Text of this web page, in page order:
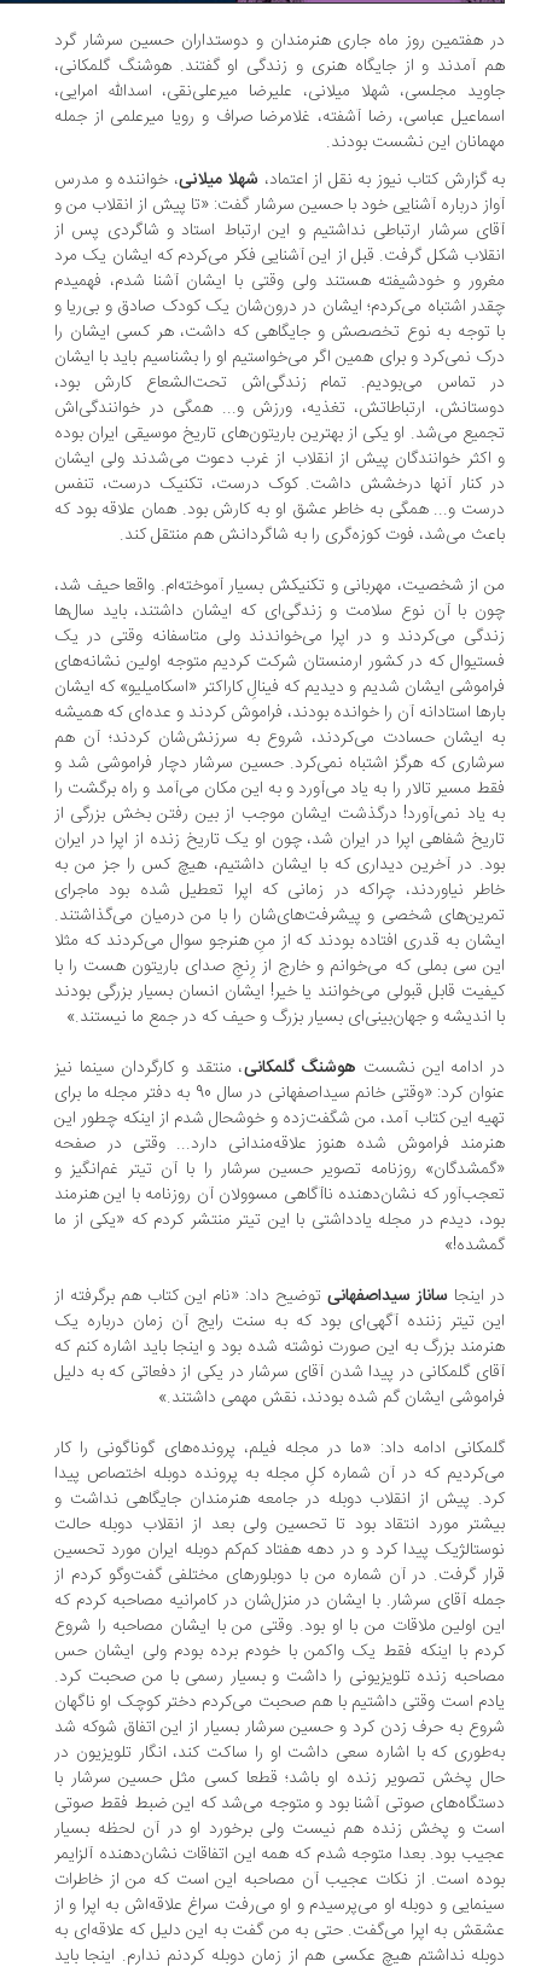
هفتمین روز ماه جاری هنرمندان و دوستداران حسین سرشار گرد
آمدند و از جایگاه هنری و زندگی او گفتند. هوشنگ گلمکانی،
مجلسی، شهلا میلانی، علیرضا میرعلی‌نقی، اسدالله امرایی،
عباسی، رضا آشفته، غلامرضا صراف و رویا میرعلمی از جمله
این نشست بودند.
گزارش کتاب نیوز به نقل از اعتماد،شهلا میلانی ، خواننده و مدرس
درباره آشنایی خود با حسین سرشار گفت: «تا پیش از انقلاب من و
سرشار ارتباطی نداشتیم و این ارتباط استاد و شاگردی پس از
شکل گرفت. قبل از این آشنایی فکر می‌کردم که ایشان یک مرد
و خودشیفته هستند ولی وقتی با ایشان آشنا شدم، فهمیدم
اشتباه می‌کردم؛ ایشان در درون‌شان یک کودک صادق و بی‌ریا و
توجه به نوع تخصصش و جایگاهی که داشت، هر کسی ایشان را
نمی‌کرد و برای همین اگر می‌خواستیم او را بشناسیم باید با ایشان
تماس می‌بودیم. تمام زندگی‌اش تحت‌الشعاع کارش بود،
ارتباطاتش، تغذیه، ورزش و... همگی در خوانندگی‌اش
می‌شد. او یکی از بهترین باریتون‌های تاریخ موسیقی ایران بوده
خوانندگان پیش از انقلاب از غرب دعوت می‌شدند ولی ایشان
کنار آنها درخشش داشت. کوک درست، تکنیک درست، تنفس
و... همگی به خاطر عشق او به کارش بود. همان علاقه بود که
می‌شد، فوت کوزه‌گری را به شاگردانش هم منتقل کند.
از شخصیت، مهربانی و تکنیکش بسیار آموخته‌ام. واقعا حیف شد،
با آن نوع سلامت و زندگی‌ای که ایشان داشتند، باید سال‌ها
می‌کردند و در اپرا می‌خواندند ولی متاسفانه وقتی در یک
که در کشور ارمنستان شرکت کردیم متوجه اولین نشانه‌های
ایشان شدیم و دیدیم که فینالِ کاراکتر «اسکامیلیو» که ایشان
استادانه آن را خوانده بودند، فراموش کردند و عده‌ای که همیشه
ایشان حسادت می‌کردند، شروع به سرزنش‌شان کردند؛ آن هم
که هرگز اشتباه نمی‌کرد. حسین سرشار دچار فراموشی شد و
مسیر تالار را به یاد می‌آورد و به این مکان می‌آمد و راه برگشت را
یاد نمی‌آورد! درگذشت ایشان موجب از بین رفتن بخش بزرگی از
شفاهی اپرا در ایران شد، چون او یک تاریخ زنده از اپرا در ایران
در آخرین دیداری که با ایشان داشتیم، هیچ کس را جز من به
نیاوردند، چراکه در زمانی که اپرا تعطیل شده بود ماجرای
شخصی و پیشرفت‌های‌شان را با من درمیان می‌گذاشتند.
به قدری افتاده بودند که از منِ هنرجو سوال می‌کردند که مثلا
سی بملی که می‌خوانم و خارج از رِنجِ صدای باریتون هست را با
قابل قبولی می‌خوانند یا خیر! ایشان انسان بسیار بزرگی بودند
اندیشه‌ و جهان‌بینی‌ای بسیار بزرگ و حیف که در جمع ما نیستند.»
ادامه این نشستهوشنگ گلمکانی، منتقد و کارگردان سینما نیز
عنوان کرد: «وقتی خانم سیداصفهانی در سال 90 به دفتر مجله ما برای
این کتاب آمد، من شگفت‌زده و خوشحال شدم از اینکه چطور این
فراموش شده هنوز علاقه‌مندانی دارد... وقتی در صفحه
روزنامه تصویر حسین سرشار را با آن تیتر غم‌انگیز و
که نشان‌دهنده ناآگاهی مسوولان آن روزنامه با این هنرمند
دیدم در مجله یادداشتی با این تیتر منتشر کردم که «یکی از ما
اینجاساناز سیداصفهانیتوضیح داد: «نام این کتاب هم برگرفته از
تیتر زننده آگهی‌ای بود که به سنت رایج آن ‌زمان درباره یک
بزرگ به این صورت نوشته شده بود و اینجا باید اشاره کنم که
گلمکانی در پیدا شدن آقای سرشار در یکی از دفعاتی که به دلیل
ایشان گم شده بودند، نقش مهمی داشتند.»
ادامه داد: «ما در مجله فیلم، پرونده‌های گوناگونی را کار
که در آن شماره کلِ مجله به پرونده دوبله اختصاص پیدا
پیش از انقلاب دوبله در جامعه هنرمندان جایگاهی نداشت و
مورد انتقاد بود تا تحسین ولی بعد از انقلاب دوبله حالت
پیدا کرد و در دهه هفتاد کم‌کم دوبله ایران مورد تحسین
گرفت. در آن شماره من با دوبلورهای مختلفی گفت‌وگو کردم از
آقای سرشار. با ایشان در منزل‌شان در کامرانیه مصاحبه کردم که
اولین ملاقات من با او بود. وقتی من با ایشان مصاحبه را شروع
با اینکه فقط یک واکمن با خودم برده بودم ولی ایشان حس
زنده تلویزیونی را داشت و بسیار رسمی با من صحبت کرد.
است وقتی داشتیم با هم صحبت می‌کردم دختر کوچک او ناگهان
به حرف زدن کرد و حسین سرشار بسیار از این اتفاق شوکه شد
که با اشاره سعی داشت او را ساکت کند، انگار تلویزیون در
پخش تصویر زنده او باشد؛ قطعا کسی مثل حسین سرشار با
صوتی آشنا بود و متوجه می‌شد که این ضبط فقط صوتی
و پخش زنده هم نیست ولی برخورد او در آن لحظه بسیار
بود. بعدا متوجه شدم که همه این اتفاقات نشان‌دهنده آلزایمر
است. از نکات عجیب آن مصاحبه این است که من از خاطرات
و دوبله او می‌پرسیدم و او می‌رفت سراغ علاقه‌اش به اپرا و از
به اپرا می‌گفت. حتی به من گفت به این دلیل که علاقه‌ای به
نداشتم هیچ عکسی هم از زمان دوبله کردنم ندارم. اینجا باید